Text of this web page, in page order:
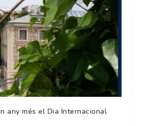
any més el Dia Internacional